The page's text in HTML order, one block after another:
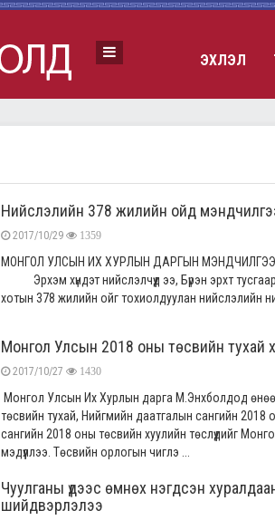
ЭХЛЭЛ
Нийслэлийн 378 жилийн ойд
2017/10/29 1359
МОНГОЛ УЛСЫН ИХ ХУРЛЫН ДАРГЫН МЭНДЧИЛГЭЭ
Эрхэм хүндэт нийслэлчүүд ээ, Бүрэн эрхт
хотын 378 жилийн ойг тохиолдуулан нийслэлийн
Монгол Улсын 2018 оны төсвийн тухай
2017/10/27 1430
Монгол Улсын Их Хурлын дарга М.Энхболдод
төсвийн тухай, Нийгмийн даатгалын сангийн 2018
сангийн 2018 оны төсвийн хуулийн төслүүдийг
мэдүүллээ. Төсвийн орлогын чиглэ ...
Чуулганы үдээс өмнөх нэгдсэн
шийдвэрлэлээ